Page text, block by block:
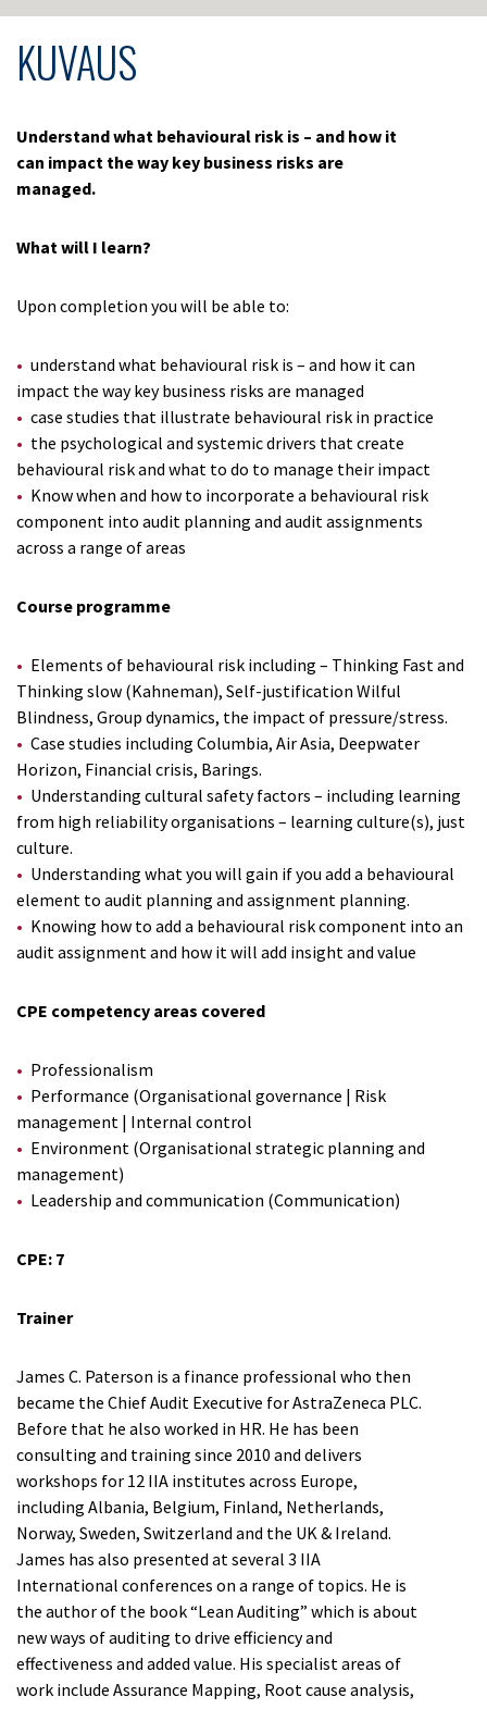
KUVAUS
Understand what behavioural risk is – and how it
can impact the way key business risks are
managed.
What will I learn?
Upon completion you will be able to:
understand what behavioural risk is – and how it can
impact the way key business risks are managed
case studies that illustrate behavioural risk in practice
the psychological and systemic drivers that create
behavioural risk and what to do to manage their impact
Know when and how to incorporate a behavioural risk
component into audit planning and audit assignments
across a range of areas
Course programme
Elements of behavioural risk including – Thinking Fast and
Thinking slow (Kahneman), Self-justification Wilful
Blindness, Group dynamics, the impact of pressure/stress.
Case studies including Columbia, Air Asia, Deepwater
Horizon, Financial crisis, Barings.
Understanding cultural safety factors – including learning
from high reliability organisations – learning culture(s), just
culture.
Understanding what you will gain if you add a behavioural
element to audit planning and assignment planning.
Knowing how to add a behavioural risk component into an
audit assignment and how it will add insight and value
CPE competency areas covered
Professionalism
Performance (Organisational governance | Risk
management | Internal control
Environment (Organisational strategic planning and
management)
Leadership and communication (Communication)
CPE: 7
Trainer
James C. Paterson is a finance professional who then
became the Chief Audit Executive for AstraZeneca PLC.
Before that he also worked in HR. He has been
consulting and training since 2010 and delivers
workshops for 12 IIA institutes across Europe,
including Albania, Belgium, Finland, Netherlands,
Norway, Sweden, Switzerland and the UK & Ireland.
James has also presented at several 3 IIA
International conferences on a range of topics. He is
the author of the book “Lean Auditing” which is about
new ways of auditing to drive efficiency and
effectiveness and added value. His specialist areas of
work include Assurance Mapping, Root cause analysis,